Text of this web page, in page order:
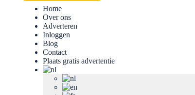
Home
Over ons
Adverteren
Inloggen
Blog
Contact
Plaats gratis advertentie